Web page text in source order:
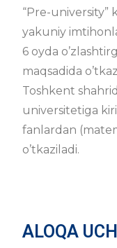
“Pre-university”
yakuniy
6 oyda
maqsadida
Toshkent
universitetiga
fanlardan
o’tkaziladi.
ALOQA